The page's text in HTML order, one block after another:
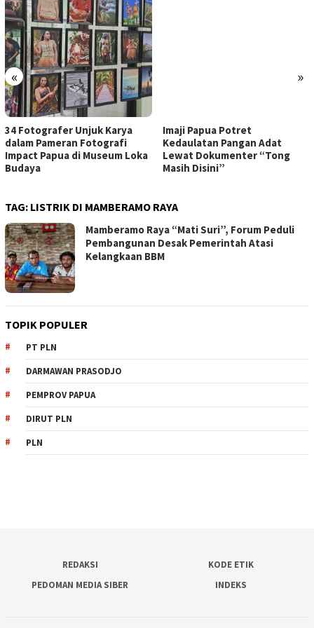
« »
34 Fotografer Unjuk Karya
dalam Pameran Fotografi
Impact Papua di Museum Loka
Budaya
Imaji Papua Potret
Kedaulatan Pangan Adat
Lewat Dokumenter “Tong
Masih Disini”
TAG: LISTRIK DI MAMBERAMO RAYA
Mamberamo Raya “Mati Suri”, Forum Peduli
Pembangunan Desak Pemerintah Atasi
Kelangkaan BBM
TOPIK POPULER
PT PLN
DARMAWAN PRASODJO
PEMPROV PAPUA
DIRUT PLN
PLN
REDAKSI
KODE ETIK
PEDOMAN MEDIA SIBER
INDEKS